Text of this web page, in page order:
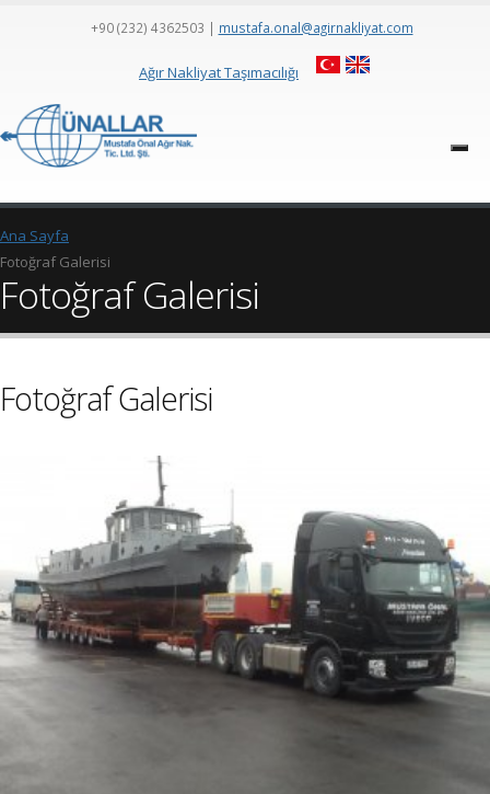
+90 (232) 4362503 | mustafa.onal@agirnakliyat.com
Ağır Nakliyat Taşımacılığı
Ana Sayfa
Fotoğraf Galerisi
Fotoğraf Galerisi
Fotoğraf Galerisi